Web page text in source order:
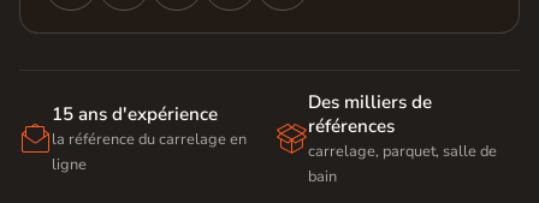

15 ans d'expérience
la référence du carrelage en
ligne

Des milliers de
références
carrelage, parquet, salle de
bain